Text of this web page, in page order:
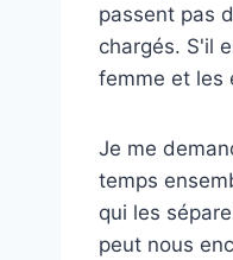
passent pas
chargés. S'il
femme et les
Je me
temps
qui les
peut nous